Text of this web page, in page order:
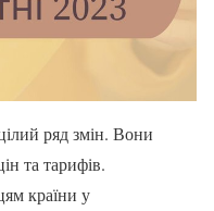
ряд змін. Вони
та тарифів.
країни у